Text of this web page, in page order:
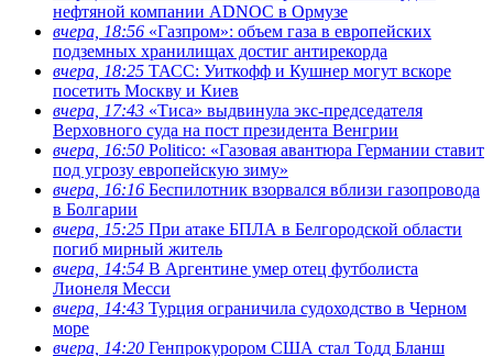
нефтяной компании ADNOC в Ормузе
вчера, 18:56 «Газпром»: объем газа в европейских
подземных хранилищах достиг антирекорда
вчера, 18:25 ТАСС: Уиткофф и Кушнер могут вскоре
посетить Москву и Киев
вчера, 17:43 «Тиса» выдвинула экс-председателя
Верховного суда на пост президента Венгрии
вчера, 16:50 Politico: «Газовая авантюра Германии ставит
под угрозу европейскую зиму»
вчера, 16:16 Беспилотник взорвался вблизи газопровода
в Болгарии
вчера, 15:25 При атаке БПЛА в Белгородской области
погиб мирный житель
вчера, 14:54 В Аргентине умер отец футболиста
Лионеля Месси
вчера, 14:43 Турция ограничила судоходство в Черном
море
вчера, 14:20 Генпрокурором США стал Тодд Бланш